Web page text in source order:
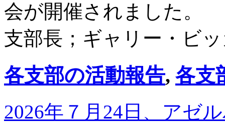
会が開催されました。
支部長；ギャリー・ビ
各支部の活動報告, 各支
2026年７月24日、アゼ